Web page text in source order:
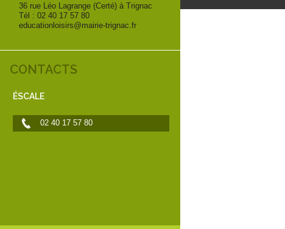
36 rue Léo Lagrange (Certé) à Trignac
Tél : 02 40 17 57 80
educationloisirs@mairie-trignac.fr
CONTACTS
ÉSCALE
02 40 17 57 80